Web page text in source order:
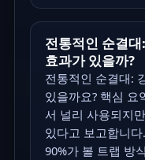
전통적인 순결
효과가 있을까?
전통적인 순결대:
있을까요? 핵심 요
서 널리 사용되지
있다고 보고합니
90%가 볼 트랩 방